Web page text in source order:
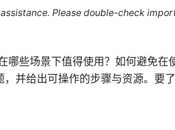
Please double-check
哪些场景下值得使用？如何避免在
并给出可操作的步骤与资源。要